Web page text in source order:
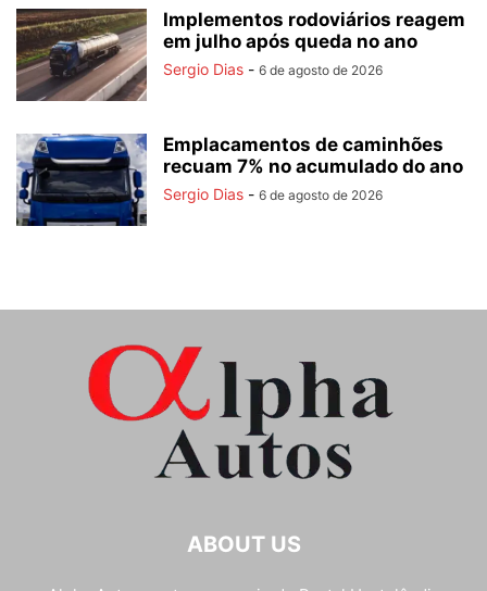
Implementos rodoviários reagem
em julho após queda no ano
Sergio Dias - 6 de agosto de 2026
Emplacamentos de caminhões
recuam 7% no acumulado do ano
Sergio Dias - 6 de agosto de 2026
ABOUT US